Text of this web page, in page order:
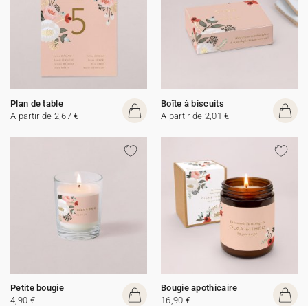
Plan de table
A partir de 2,67 €
Boîte à biscuits
A partir de 2,01 €
Petite bougie
4,90 €
Bougie apothicaire
16,90 €